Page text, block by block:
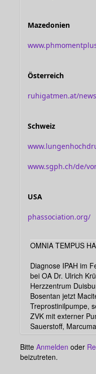
Mazedonien
Österreich
ruhigatmen.at/
Schweiz
www.sgph.ch/de/
USA
phassociation.org/
OMNIA TEMPUS
Diagnose IPAH im
bei OA Dr. Ulrich
Herzzentrum
Bosentan jetzt
Treprostinilpumpe,
ZVK mit externer
Sauerstoff,
Bitte Anmelden oder
beizutreten.